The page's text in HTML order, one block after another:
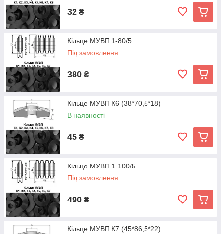
32 ₴
Кільце МУВП 1-80/5
Під замовлення
380 ₴
Кільце МУВП К6 (38*70,5*18)
В наявності
45 ₴
Кільце МУВП 1-100/5
Під замовлення
490 ₴
Кільце МУВП К7 (45*86,5*22)